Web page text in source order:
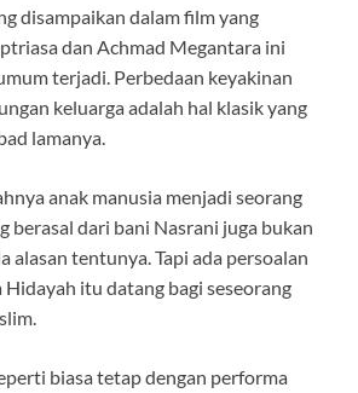
disampaikan dalam film yang
dan Achmad Megantara ini
terjadi. Perbedaan keyakinan
keluarga adalah hal klasik yang
lamanya.
anak manusia menjadi seorang
berasal dari bani Nasrani juga bukan
alasan tentunya. Tapi ada persoalan
itu datang bagi seseorang
biasa tetap dengan performa